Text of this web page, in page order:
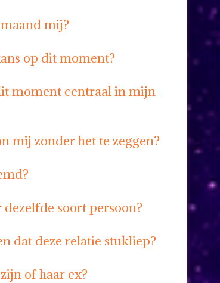
mij?
op dit moment?
moment centraal in mijn
mij zonder het te zeggen?
soort persoon?
dat deze relatie stukliep?
of haar ex?